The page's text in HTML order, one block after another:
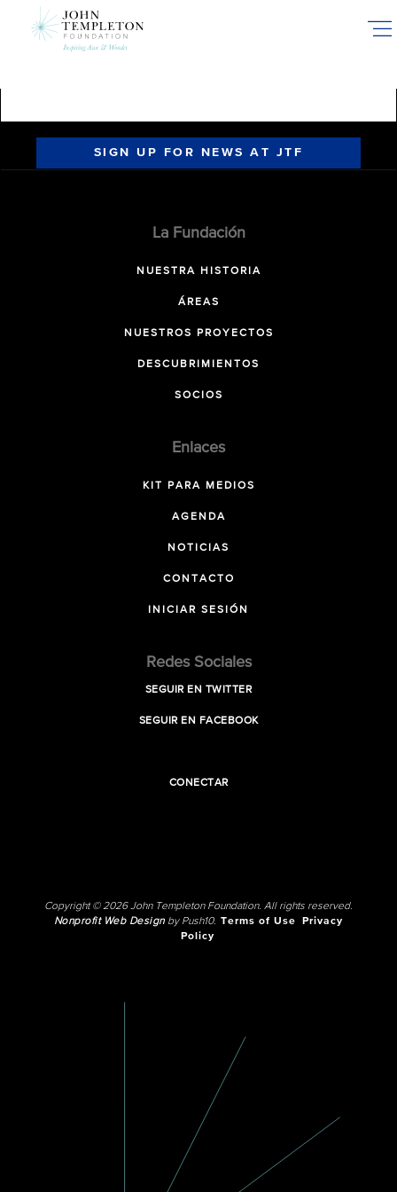
SIGN UP FOR NEWS AT JTF
La Fundación
NUESTRA HISTORIA
ÁREAS
NUESTROS PROYECTOS
DESCUBRIMIENTOS
SOCIOS
Enlaces
KIT PARA MEDIOS
AGENDA
NOTICIAS
CONTACTO
INICIAR SESIÓN
Redes Sociales
SEGUIR EN TWITTER
SEGUIR EN FACEBOOK
CONECTAR
Copyright © 2026 John Templeton Foundation. All rights reserved.
Nonprofit Web Designby Push10. Terms of Use
Privacy
Policy